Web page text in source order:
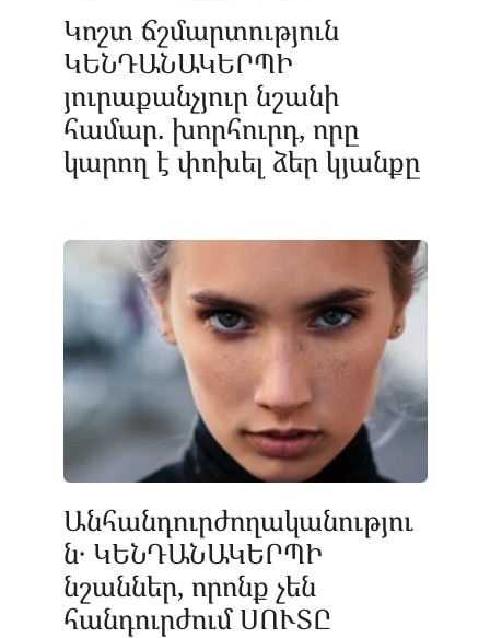
Կոշտ ճշմարտություն
ԿԵՆԴԱՆԱԿԵՐՊԻ
յուրաքանչյուր նշանի
համար. խորհուրդ, որը
կարող է փոխել ձեր կյանքը
Անհանդուրժողականությու
ն․ ԿԵՆԴԱՆԱԿԵՐՊԻ
նշաններ, որոնք չեն
հանդուրժում ՍՈՒՏԸ